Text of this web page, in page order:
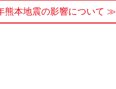
熊本地震の影響について ≫